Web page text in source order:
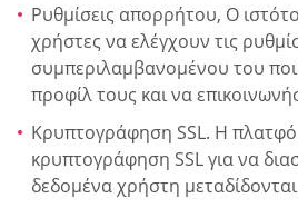
Ρυθμίσεις απορρήτου, Ο
χρήστες να ελέγχουν τις
συμπεριλαμβανομένου του
προφίλ τους και να
Κρυπτογράφηση SSL. Η
κρυπτογράφηση SSL για να
δεδομένα χρήστη